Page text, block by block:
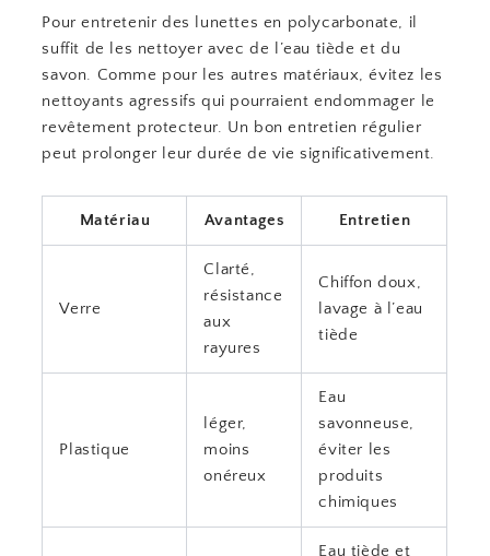
Pour entretenir des lunettes en polycarbonate, il
suffit de les nettoyer avec de l’eau tiède et du
savon. Comme pour les autres matériaux, évitez les
nettoyants agressifs qui pourraient endommager le
revêtement protecteur. Un bon entretien régulier
peut prolonger leur durée de vie significativement.
Matériau Avantages Entretien
Verre
Clarté,
résistance
aux
rayures
Chiffon doux,
lavage à l’eau
tiède
Plastique
léger,
moins
onéreux
Eau
savonneuse,
éviter les
produits
chimiques
Eau tiède et